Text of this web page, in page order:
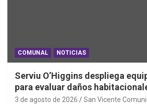
COMUNAL NOTICIAS
Serviu O’Higgins despliega
para evaluar daños
Sistema Frontal
3 de agosto de 2026 San Vicente